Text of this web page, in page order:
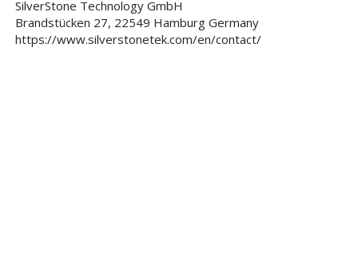
SilverStone Technology GmbH
Brandstücken 27, 22549 Hamburg Germany
https://www.silverstonetek.com/en/contact/